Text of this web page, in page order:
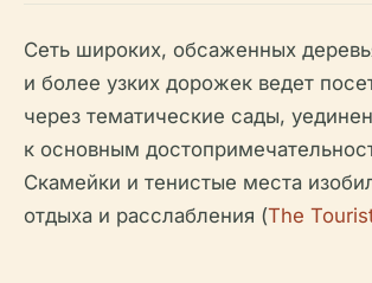
Сеть широких, обсаженных
и более узких дорожек ведет
через тематические сады,
к основным
Скамейки и тенистые места
отдыха и расслабления (The